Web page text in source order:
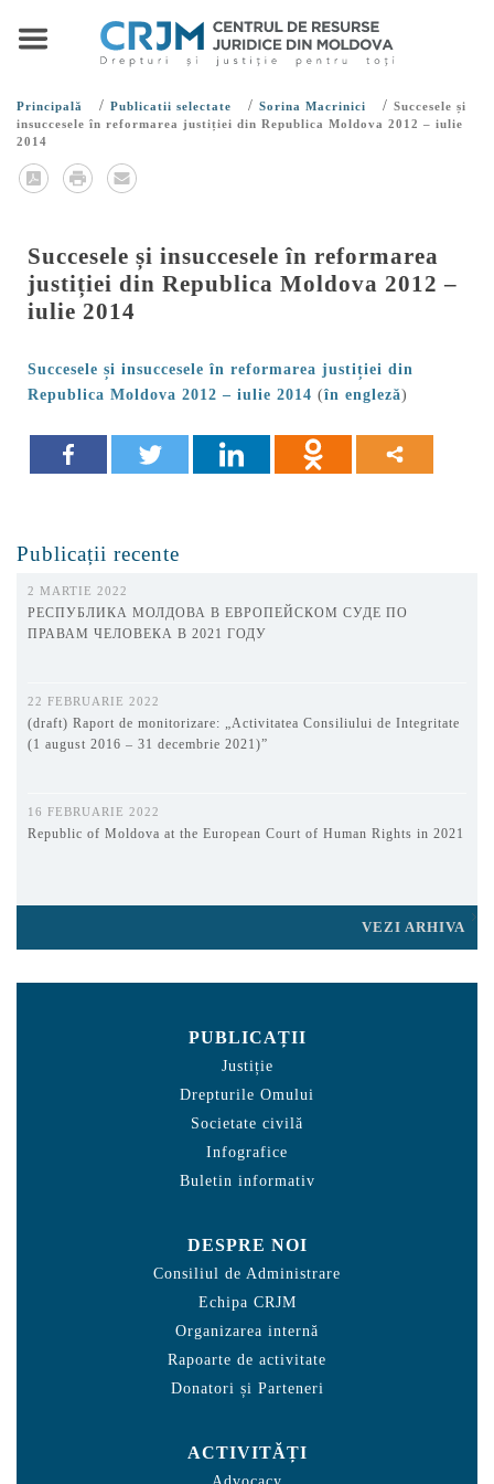
Principală / Publicatii selectate / Sorina Macrinici / Succesele și
insuccesele în reformarea justiției din Republica Moldova 2012 – iulie
2014
Succesele și insuccesele în reformarea
justiției din Republica Moldova 2012 –
iulie 2014
Succesele și insuccesele în reformarea justiției din
Republica Moldova 2012 – iulie 2014 (în engleză)
Publicații recente
2 MARTIE 2022
РЕСПУБЛИКА МОЛДОВА В ЕВРОПЕЙСКОМ СУДЕ ПО
ПРАВАМ ЧЕЛОВЕКА В 2021 ГОДУ
22 FEBRUARIE 2022
(draft) Raport de monitorizare: „Activitatea Consiliului de Integritate
(1 august 2016 – 31 decembrie 2021)”
16 FEBRUARIE 2022
Republic of Moldova at the European Court of Human Rights in 2021
VEZI ARHIVA
PUBLICAȚII
Justiție
Drepturile Omului
Societate civilă
Infografice
Buletin informativ
DESPRE NOI
Consiliul de Administrare
Echipa CRJM
Organizarea internă
Rapoarte de activitate
Donatori și Parteneri
ACTIVITĂȚI